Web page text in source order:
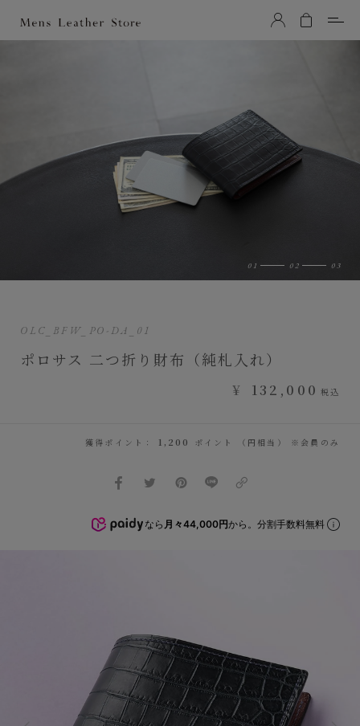
Mens Leather Store（メンズレザーストア）
OLC_BFW_PO-DA_01
ポロサス 二つ折り財布（純札入れ）
¥ 132,000 税込
獲得ポイント： 1,200 ポイント （円相当） ※会員のみ
なら 月々44,000円から。分割手数料無料